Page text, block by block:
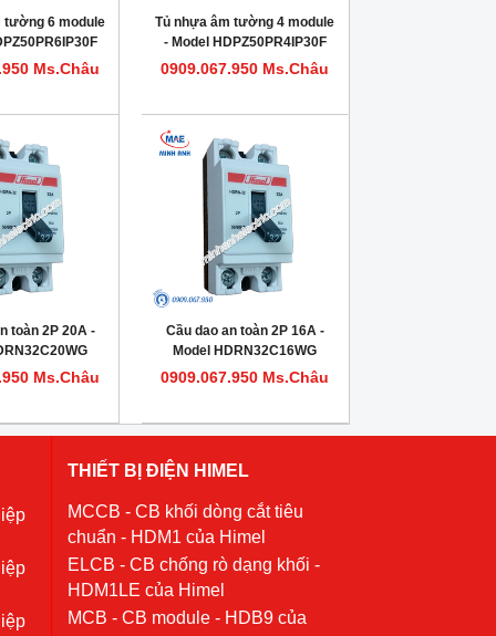
tường 6 module
Ms.Châu
Tủ nhựa âm tường 4 module
- Model HDPZ50PR4IP30F
0909.067.950 Ms.Châu
toàn 2P 20A -
Ms.Châu
Cầu dao an toàn 2P 16A -
Model HDRN32C16WG
0909.067.950 Ms.Châu
THIẾT BỊ ĐIỆN HIMEL
MCCB - CB khối dòng cắt tiêu
chuẩn - HDM1 của Himel
ELCB - CB chống rò dạng khối -
HDM1LE của Himel
MCB - CB module - HDB9 của